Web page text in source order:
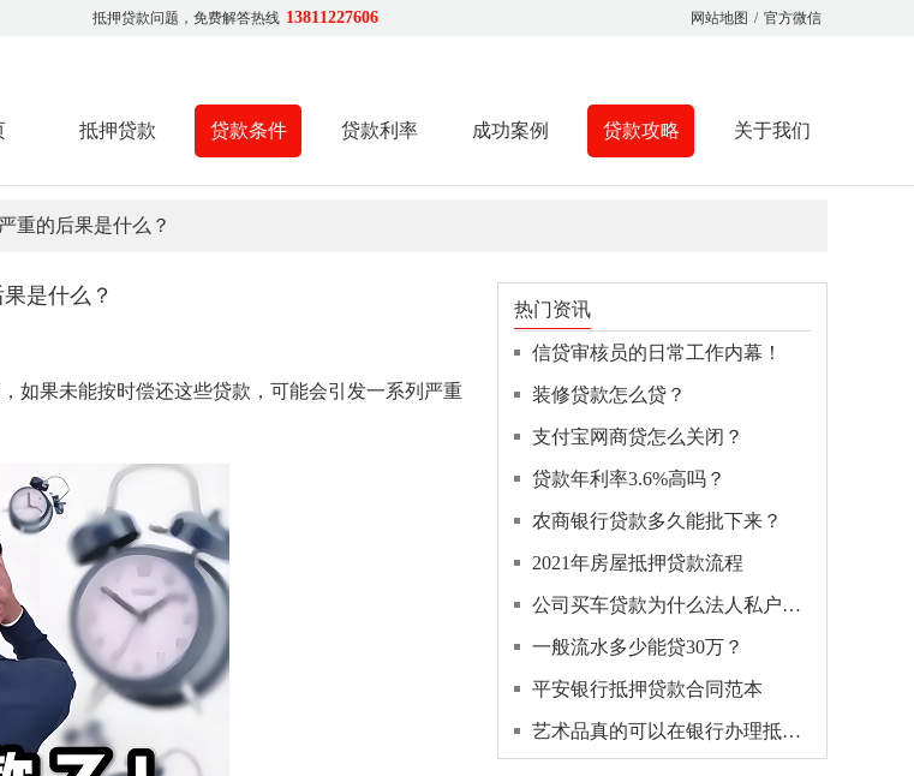
抵押贷款问题，免费解答热线 13811227606 网站地图 / 官方微信
抵押贷款 贷款条件 贷款利率 成功案例 贷款攻略 关于我们
重的后果是什么？
是什么？
如果未能按时偿还这些贷款，可能会引发一系列严重
热门资讯
信贷审核员的日常工作内幕！
装修贷款怎么贷？
支付宝网商贷怎么关闭？
贷款年利率3.6%高吗？
农商银行贷款多久能批下来？
2021年房屋抵押贷款流程
公司买车贷款为什么法人私户还款
一般流水多少能贷30万？
平安银行抵押贷款合同范本
艺术品真的可以在银行办理抵押贷款吗？